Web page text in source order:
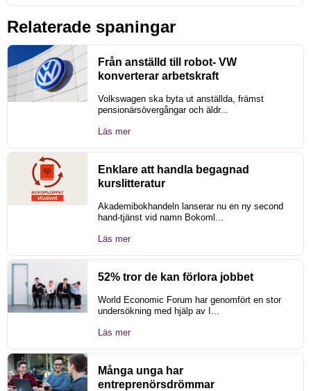
Relaterade spaningar
Från anställd till robot- VW
konverterar arbetskraft
Volkswagen ska byta ut anställda, främst
pensionärsövergångar och äldr...
Läs mer
Enklare att handla begagnad
kurslitteratur
Akademibokhandeln lanserar nu en ny second
hand-tjänst vid namn Bokoml...
Läs mer
52% tror de kan förlora jobbet
World Economic Forum har genomfört en stor
undersökning med hjälp av I...
Läs mer
Många unga har
entreprenörsdrömmar